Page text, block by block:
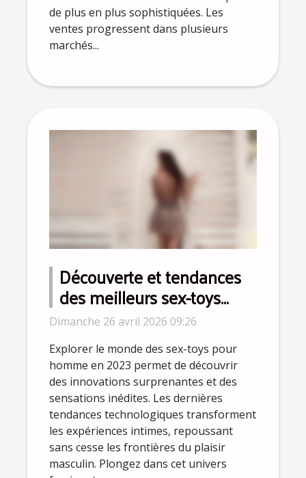
de plus en plus sophistiquées. Les
ventes progressent dans plusieurs
marchés...
Découverte et tendances
des meilleurs sex-toys
pour homme en 2023
Dimanche 26 avril 2026 09:26
Explorer le monde des sex-toys pour
homme en 2023 permet de découvrir
des innovations surprenantes et des
sensations inédites. Les dernières
tendances technologiques transforment
les expériences intimes, repoussant
sans cesse les frontières du plaisir
masculin. Plongez dans cet univers